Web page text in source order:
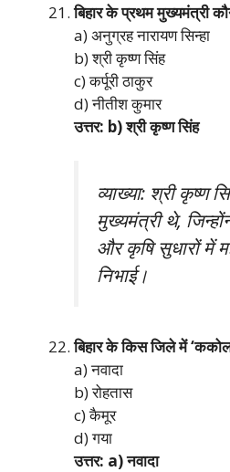
बिहार के प्रथम मुख्यमंत्री
a) अनुग्रह नारायण सिन्हा
b) श्री कृष्ण सिंह
c) कर्पूरी ठाकुर
d) नीतीश कुमार
उत्तर: b) श्री कृष्ण सिंह
व्याख्या: श्री कृष्ण
मुख्यमंत्री थे,
और कृषि सुधारों में
निभाई।
बिहार के किस जिले में
a) नवादा
b) रोहतास
c) कैमूर
d) गया
उत्तर: a) नवादा